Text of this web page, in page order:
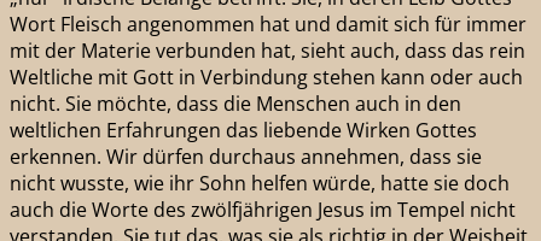
Wort Fleisch angenommen hat und damit sich für immer
mit der Materie verbunden hat, sieht auch, dass das rein
Weltliche mit Gott in Verbindung stehen kann oder auch
nicht. Sie möchte, dass die Menschen auch in den
weltlichen Erfahrungen das liebende Wirken Gottes
erkennen. Wir dürfen durchaus annehmen, dass sie
nicht wusste, wie ihr Sohn helfen würde, hatte sie doch
auch die Worte des zwölfjährigen Jesus im Tempel nicht
verstanden. Sie tut das, was sie als richtig in der Weisheit